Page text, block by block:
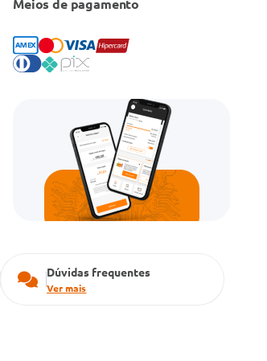
Meios de pagamento
Dúvidas frequentes
Ver mais